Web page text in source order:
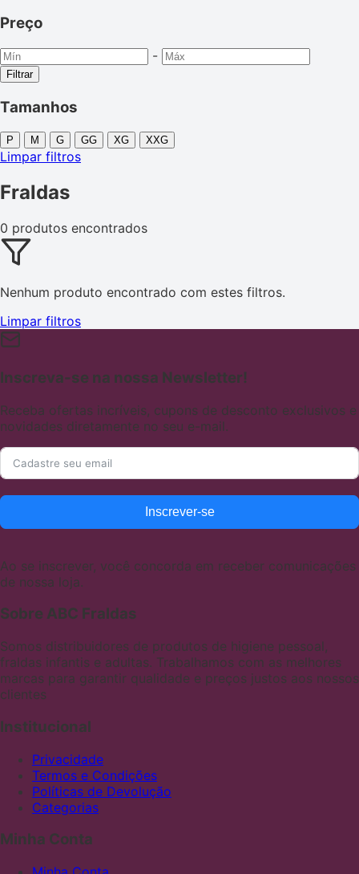
Preço
-
Filtrar
Tamanhos
P M G GG XG XXG
Limpar filtros
Fraldas
0 produtos encontrados
Nenhum produto encontrado com estes filtros.
Limpar filtros
Inscreva-se na nossa Newsletter!
Receba ofertas incríveis, cupons de desconto exclusivos e
novidades diretamente no seu e-mail.
Inscrever-se
Ao se inscrever, você concorda em receber comunicações
de nossa loja.
Sobre ABC Fraldas
Somos distribuidores de produtos de higiene pessoal,
fraldas infantis e adultas. Trabalhamos com as melhores
marcas para garantir qualidade e preços justos aos nossos
clientes
Institucional
Privacidade
Termos e Condições
Políticas de Devolução
Categorias
Minha Conta